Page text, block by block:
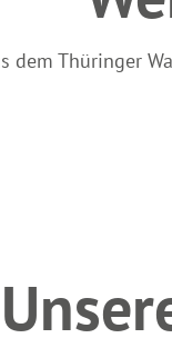
dem Thüringer